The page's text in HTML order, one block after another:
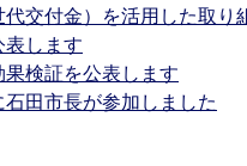
交付金）を活用した取り
します
検証を公表します
田市長が参加しました